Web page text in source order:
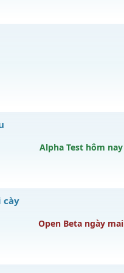
mê , Open 19:00 hôm
muhoalong vào 15h
Alpha Test hôm nay
ngày 10/08/2626
cày
Open Beta ngày mai